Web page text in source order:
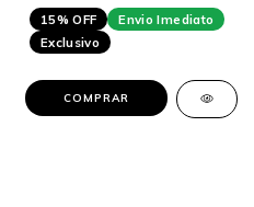
15% OFF
Envio Imediato
Exclusivo
COMPRAR